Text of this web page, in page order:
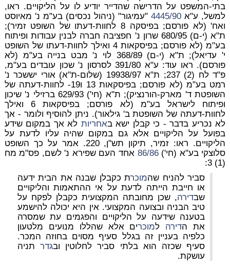
בתי-המשפט על הדרישה שהדייר יודיע לו על הליקויים. ראו,
למשל, ע"א 4445/90"עמיגור" (ניהול נכסים) בע"מ נ' מאיוסט
ואח' (לא פורסם; בפיסקה 8 לחוות-דעתו של השופט זמיר);
ת"א (י-ם) 680/95 שרון נ' חפציבה חברה לבנין עבודות ופיתוח
בע"מ (לא פורסם; בפיסקאות 4 ואילך לחוות-דעתו של השופט
י' עדיאל); ת"א (י-ם) 368/89 לוי נ' מבט בנייה בע"מ (לא
פורסם). ראו עוד: ע"א 391/80 לסרסון נ' שכון עובדים בע"מ,
פ"ד לח (2) 237; ת"א 19938/97 (שלום-ת"א) אורי יששכר נ'
רמט בע"מ (לא פורסם; בפיסקאות 13 ו19- לחוות-דעתה של
השופטת ד' מארק-הורנציק); ת"א (חי') 629/93 ברזילי נ' שיכון
ופיתוח לישראל בע"מ (לא פורסם; בפיסקאות 6 ואילך
לחוות-דעתה של השופטת ב' גילאור). ניתן להוסיף ולומר - אך
לא נכריע בדבר - כי קבלן ישא באחריות לא אך במקום שידע
בפועל על הליקויים אלא גם במקום שהיה עליו לדעת על
הליקויים. ראו: זמיר, תיקון תש"ן, 220. אמר על כך השופט
סלוצקי בע"א (חי')86/86 אחד העם שפירא נ' לשם, פס"מ מח
(1) 3:
סביר להניח שהמוכרת כקבלן שבנה את הבית ידעה
או חייבת הייתה לדעת על אי ההתאמות והליקויים
שבדירה, שכן מחובתה המקצועית כקבלן לפקח על
טיב הבניה ובצועה המקצועי. אין היא יכולה להישמע
בטענה שידעה על הליקויים והפגמים עת שמסרה
את הדירה למוכרים אלא שהללו מנועים מלטעון
כלפיה בעניין זה בגלל סעיף מסוים בחוזה המכר.
סעיף שכזה הוא בלתי סביר לחלוטין ובגדר תניה
עושקת.